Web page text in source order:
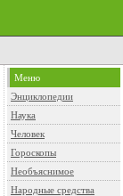
Меню
Энциклопедии
Наука
Человек
Гороскопы
Необъяснимое
Народные средства